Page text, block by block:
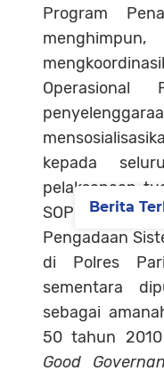
Program
Operasional
kepada
pelaksanaan
SOP yang
Pengadaan
di Polres
sementara
sebagai
50 tahun
Good
Berita